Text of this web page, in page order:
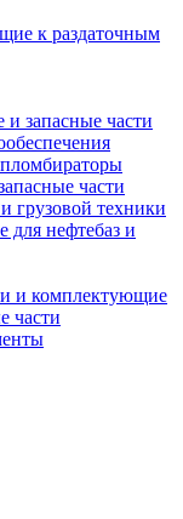
к раздаточным
запасные части
части
грузовой техники
для нефтебаз и
и комплектующие
части